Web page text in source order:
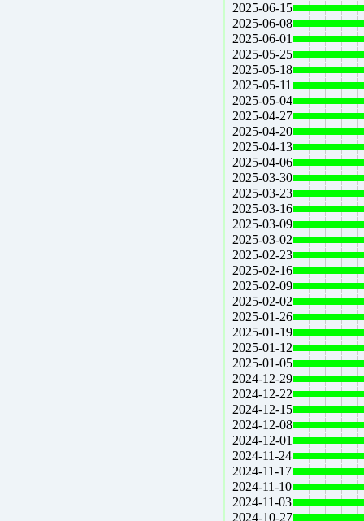
2025-06-15
2025-06-08
2025-06-01
2025-05-25
2025-05-18
2025-05-11
2025-05-04
2025-04-27
2025-04-20
2025-04-13
2025-04-06
2025-03-30
2025-03-23
2025-03-16
2025-03-09
2025-03-02
2025-02-23
2025-02-16
2025-02-09
2025-02-02
2025-01-26
2025-01-19
2025-01-12
2025-01-05
2024-12-29
2024-12-22
2024-12-15
2024-12-08
2024-12-01
2024-11-24
2024-11-17
2024-11-10
2024-11-03
2024-10-27